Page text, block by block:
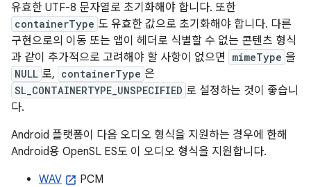
유효한 UTF-8 문자열로 초기화해야 합니다. 또한
containerType 도 유효한 값으로 초기화해야 합니다. 다른
구현으로의 이동 또는 앱이 헤더로 식별할 수 없는 콘텐츠 형식
과 같이 추가적으로 고려해야 할 사항이 없으면
mimeType 을
NULL 로, containerType 은
SL_CONTAINERTYPE_UNSPECIFIED 로 설정하는 것이 좋습니
다.
Android 플랫폼이 다음 오디오 형식을 지원하는 경우에 한해
Android용 OpenSL ES도 이 오디오 형식을 지원합니다.
WAV
PCM